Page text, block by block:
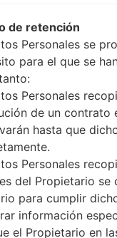
de retención
Personales se
para el que se
Personales
de un contrato
hasta que
Personales
del Propietario se
para cumplir
información
el Propietario en